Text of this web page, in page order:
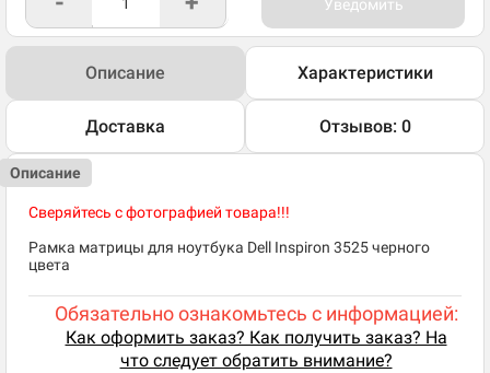
Уведомить
Описание Характеристики
Доставка Отзывов: 0
Описание
Сверяйтесь с фотографией товара!!!
Рамка матрицы для ноутбука Dell Inspiron 3525 черного
цвета
Обязательно ознакомьтесь с информацией:
Как оформить заказ? Как получить заказ? На
что следует обратить внимание?